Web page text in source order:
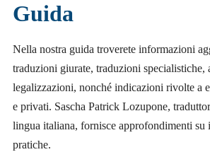
Guida
Nella nostra guida troverete informazioni
traduzioni giurate, traduzioni specialistiche,
legalizzazioni, nonché indicazioni rivolte a
e privati. Sascha Patrick Lozupone,
lingua italiana, fornisce approfondimenti su
pratiche.